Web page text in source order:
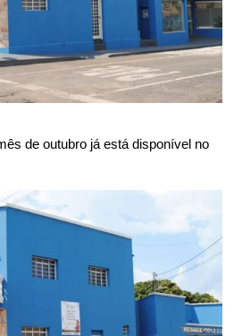
de outubro já está disponível no